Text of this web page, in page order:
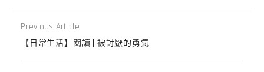
Previous Article
【日常生活】閱讀 | 被討厭的勇氣